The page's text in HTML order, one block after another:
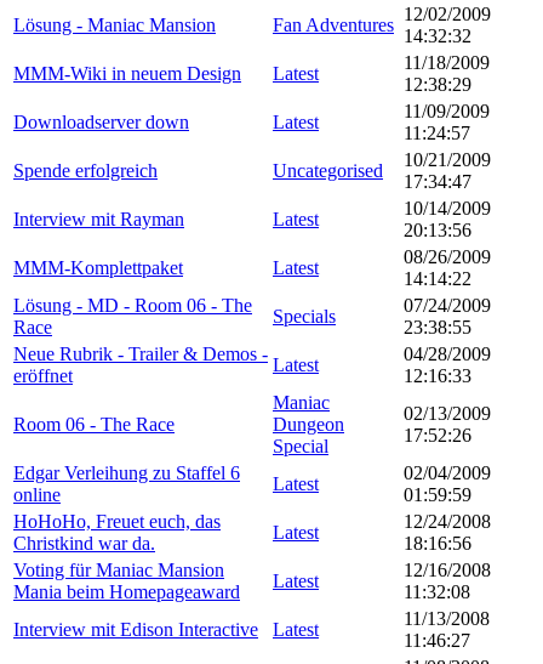
Lösung - Maniac Mansion
Fan Adventures
12/02/2009
14:32:32
MMM-Wiki in neuem Design
Latest
11/18/2009
12:38:29
Downloadserver down
Latest
11/09/2009
11:24:57
Spende erfolgreich
Uncategorised
10/21/2009
17:34:47
Interview mit Rayman
Latest
10/14/2009
20:13:56
MMM-Komplettpaket
Latest
08/26/2009
14:14:22
Lösung - MD - Room 06 - The
Race
Specials
07/24/2009
23:38:55
Neue Rubrik - Trailer & Demos -
eröffnet
Latest
04/28/2009
12:16:33
Room 06 - The Race
Maniac
Dungeon
Special
02/13/2009
17:52:26
Edgar Verleihung zu Staffel 6
online
Latest
02/04/2009
01:59:59
HoHoHo, Freuet euch, das
Christkind war da.
Latest
12/24/2008
18:16:56
Voting für Maniac Mansion
Mania beim Homepageaward
Latest
12/16/2008
11:32:08
Interview mit Edison Interactive
Latest
11/13/2008
11:46:27